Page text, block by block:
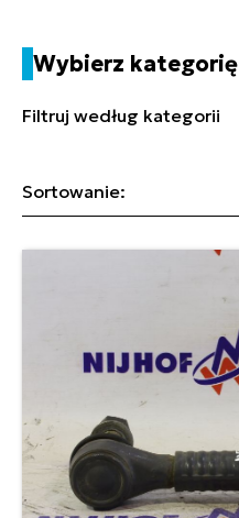
Wybierz kategorię
Filtruj według kategorii